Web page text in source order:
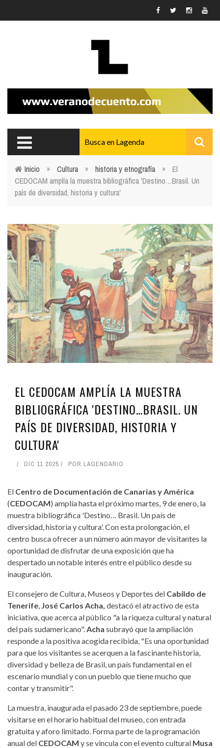
Usted está aquí
Inicio » Cultura » historia y etnografía »
El
CEDOCAM amplía la muestra bibliográfica 'Destino…Brasil. Un
país de diversidad, historia y cultura'
EL CEDOCAM AMPLÍA LA MUESTRA
BIBLIOGRÁFICA 'DESTINO…BRASIL. UN
PAÍS DE DIVERSIDAD, HISTORIA Y
CULTURA'
DIC 11 2025 POR LAGENDARIO
El Centro de Documentación de Canarias y América
(CEDOCAM) amplía hasta el próximo martes, 9 de enero, la
muestra bibliográfica 'Destino… Brasil. Un país de
diversidad, historia y cultura'. Con esta prolongación, el
centro busca ofrecer a un número aún mayor de visitantes la
oportunidad de disfrutar de una exposición que ha
despertado un notable interés entre el público desde su
inauguración.
El consejero de Cultura, Museos y Deportes del Cabildo de
Tenerife, José Carlos Acha, destacó el atractivo de esta
iniciativa, que acerca al público "a la riqueza cultural y natural
del país sudamericano".Acha subrayó que la ampliación
responde a la positiva acogida recibida, "Es una oportunidad
para que los visitantes se acerquen a la fascinante historia,
diversidad y belleza de Brasil, un país fundamental en el
escenario mundial y con un pueblo que tiene mucho que
contar y transmitir".
La muestra, inaugurada el pasado 23 de septiembre, puede
visitarse en el horario habitual del museo, con entrada
gratuita y aforo limitado. Forma parte de la programación
anual del CEDOCAM y se vincula con el evento cultural Musa